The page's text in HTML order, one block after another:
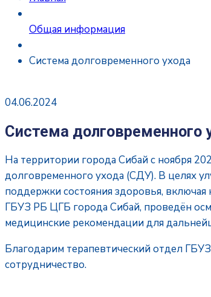
Общая информация
Система долговременного ухода
04.06.2024
Система долговременного
На территории города Сибай с ноября
долговременного ухода (СДУ). В целях
поддержки состояния здоровья,
ГБУЗ РБ ЦГБ города Сибай, проведён
медицинские рекомендации для
Благодарим терапевтический отдел
сотрудничество.